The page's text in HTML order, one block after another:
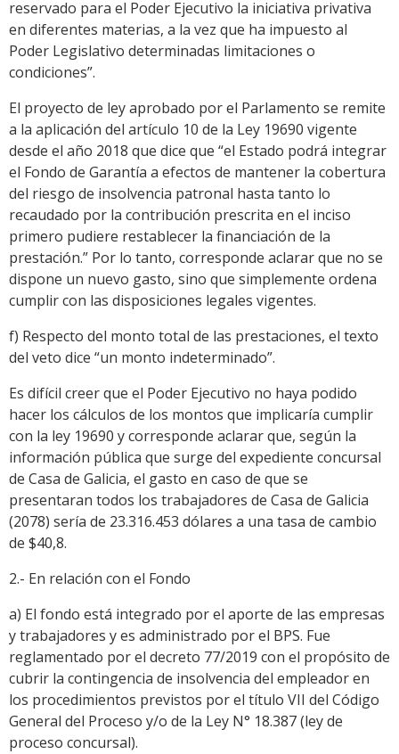
reservado para el Poder Ejecutivo la iniciativa privativa
en diferentes materias, a la vez que ha impuesto al
Poder Legislativo determinadas limitaciones o
condiciones”.
El proyecto de ley aprobado por el Parlamento se remite
a la aplicación del artículo 10 de la Ley 19690 vigente
desde el año 2018 que dice que “el Estado podrá integrar
el Fondo de Garantía a efectos de mantener la cobertura
del riesgo de insolvencia patronal hasta tanto lo
recaudado por la contribución prescrita en el inciso
primero pudiere restablecer la financiación de la
prestación.” Por lo tanto, corresponde aclarar que no se
dispone un nuevo gasto, sino que simplemente ordena
cumplir con las disposiciones legales vigentes.
f) Respecto del monto total de las prestaciones, el texto
del veto dice “un monto indeterminado”.
Es difícil creer que el Poder Ejecutivo no haya podido
hacer los cálculos de los montos que implicaría cumplir
con la ley 19690 y corresponde aclarar que, según la
información pública que surge del expediente concursal
de Casa de Galicia, el gasto en caso de que se
presentaran todos los trabajadores de Casa de Galicia
(2078) sería de 23.316.453 dólares a una tasa de cambio
de $40,8.
2.- En relación con el Fondo
a) El fondo está integrado por el aporte de las empresas
y trabajadores y es administrado por el BPS. Fue
reglamentado por el decreto 77/2019 con el propósito de
cubrir la contingencia de insolvencia del empleador en
los procedimientos previstos por el título VII del Código
General del Proceso y/o de la Ley N° 18.387 (ley de
proceso concursal).